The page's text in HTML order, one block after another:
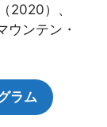
2020）、
ウンテン・
ラム